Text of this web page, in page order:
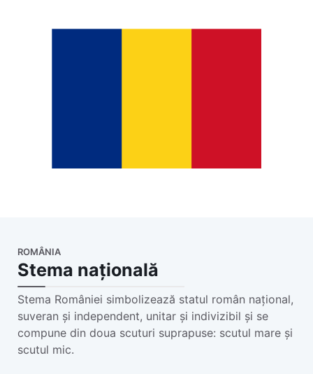
ROMÂNIA
Stema națională
Stema României simbolizează statul român național,
suveran și independent, unitar și indivizibil și se
compune din doua scuturi suprapuse: scutul mare și
scutul mic.